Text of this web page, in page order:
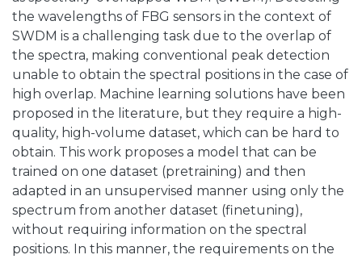
the wavelengths of FBG sensors in the context of
SWDM is a challenging task due to the overlap of
the spectra, making conventional peak detection
unable to obtain the spectral positions in the case of
high overlap. Machine learning solutions have been
proposed in the literature, but they require a high-
quality, high-volume dataset, which can be hard to
obtain. This work proposes a model that can be
trained on one dataset (pretraining) and then
adapted in an unsupervised manner using only the
spectrum from another dataset (finetuning),
without requiring information on the spectral
positions. In this manner, the requirements on the